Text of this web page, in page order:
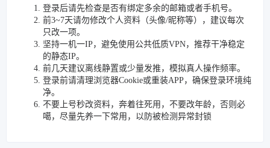
登录后请先检查是否有绑定多余的邮箱或者手机号。
前3~7天请勿修改个人资料（头像/昵称等），建议每次
只改一项。
坚持一机一IP，避免使用公共低质VPN，推荐干净稳定
的静态IP。
前几天建议离线静置或少量发推，模拟真人操作频率。
登录前请清理浏览器Cookie或重装APP，确保登录环境纯
净。
不要上号秒改资料，奔着往死用，不要改年龄，否则必
噶，尽量先养一下常用，以防被检测异常封锁